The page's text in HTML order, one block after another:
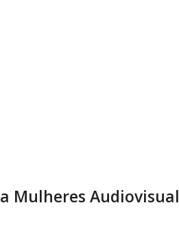
Mulheres Audiovisual